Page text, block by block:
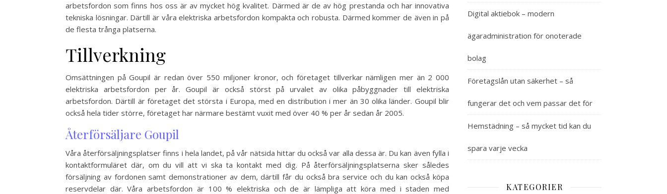
arbetsfordon som finns hos oss är av mycket hög kvalitet. Därmed är de av hög prestanda och har innovativa
tekniska lösningar. Därtill är våra elektriska arbetsfordon kompakta och robusta. Därmed kommer de även in på
de flesta trånga platserna.
Tillverkning
Omsättningen på Goupil är redan över 550 miljoner kronor, och företaget tillverkar nämligen mer än 2 000
elektriska arbetsfordon per år. Goupil är också störst på urvalet av olika påbyggnader till elektriska
arbetsfordon. Därtill är företaget det största i Europa, med en distribution i mer än 30 olika länder. Goupil blir
också hela tider större, företaget har närmare bestämt vuxit med över 40 % per år sedan år 2005.
Återförsäljare Goupil
Våra återförsäljningsplatser finns i hela landet, på vår nätsida hittar du också var alla dessa är. Du kan även fylla i
kontaktformuläret där, om du vill att vi ska ta kontakt med dig. På återförsäljningsplatserna sker således
försäljning av fordonen samt demonstrationer av dem, därtill får du också bra service och du kan också köpa
reservdelar där. Våra arbetsfordon är 100 % elektriska och de är lämpliga att köra med i staden med
Digital aktiebok – modern
ägaradministration för onoterade
bolag
Företagslån utan säkerhet – så
fungerar det och vem passar det för
Hemstädning – så mycket tid kan du
spara varje vecka
KATEGORIER